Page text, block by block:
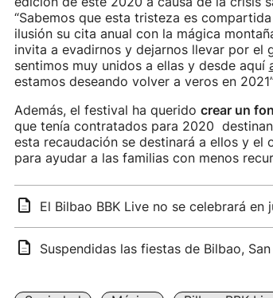
“Sabemos que esta tristeza es
ilusión su cita anual con la mágica
invita a evadirnos y dejarnos llevar por el
sentimos muy unidos a ellas y desde aquí
estamos deseando volver a veros en
Además, el festival ha querido crear un
que tenía contratados para 2020
esta recaudación se destinará a ellos y el
para ayudar a las familias con menos
El Bilbao BBK Live no se celebrará en
Suspendidas las fiestas de Bilbao,